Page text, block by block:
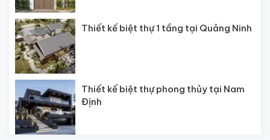
Thiết kế biệt thự 1 tầng tại Quảng Ninh
Thiết kế biệt thự phong thủy tại Nam
Định